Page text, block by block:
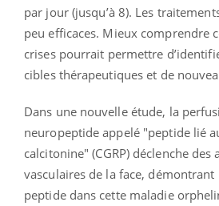
par jour (jusqu’à 8). Les
peu efficaces. Mieux comprendre
crises pourrait permettre
cibles thérapeutiques et de
Dans une nouvelle étude, la
neuropeptide appelé "peptide lié
calcitonine" (CGRP) déclenche des
vasculaires de la face,
peptide dans cette maladie